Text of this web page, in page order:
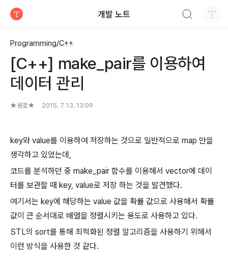
개발 노트
Programming/C++
[C++] make_pair를 이용하여
데이터 관리
★용호★ 2015. 7. 13. 13:09
key와 value를 이용하여 저장하는 것으로 일반적으로 map 만을
생각하고 있었는데,
코드를 분석하던 중 make_pair 함수를 이용해서 vector에 데이
터를 보관할 때 key, value로 저장 하는 것을 발견했다.
여기서는 key에 해당하는 value 값을 확률 값으로 사용해서 확률
값이 큰 순서대로 배열을 정렬시키는 용도로 사용하고 있다.
STL의 sort를 통해 최적화된 정렬 알고리즘을 사용하기 위해서
이런 방식을 사용한 것 같다.